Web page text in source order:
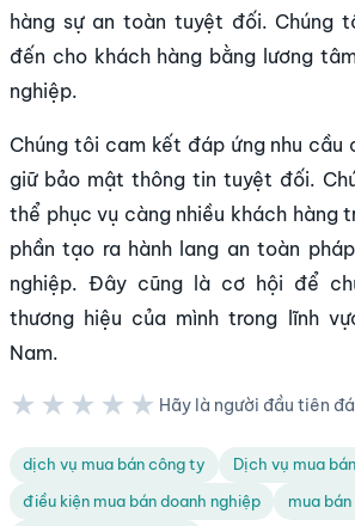
hàng sự an toàn tuyệt đối. Chúng
đến cho khách hàng bằng lương
nghiệp.
Chúng tôi cam kết đáp ứng nhu cầu
giữ bảo mật thông tin tuyệt đối.
thể phục vụ càng nhiều khách hàng
phần tạo ra hành lang an toàn
nghiệp. Đây cũng là cơ hội để
thương hiệu của mình trong lĩnh
Nam.
★★★★★ Hãy là người đầu tiên
dịch vụ mua bán công ty
Dịch vụ mua
điều kiện mua bán doanh nghiệp
mua